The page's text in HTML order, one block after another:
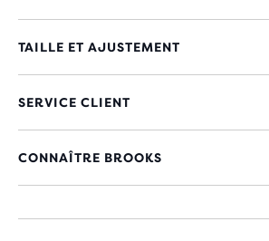
TAILLE ET AJUSTEMENT
SERVICE CLIENT
CONNAÎTRE BROOKS